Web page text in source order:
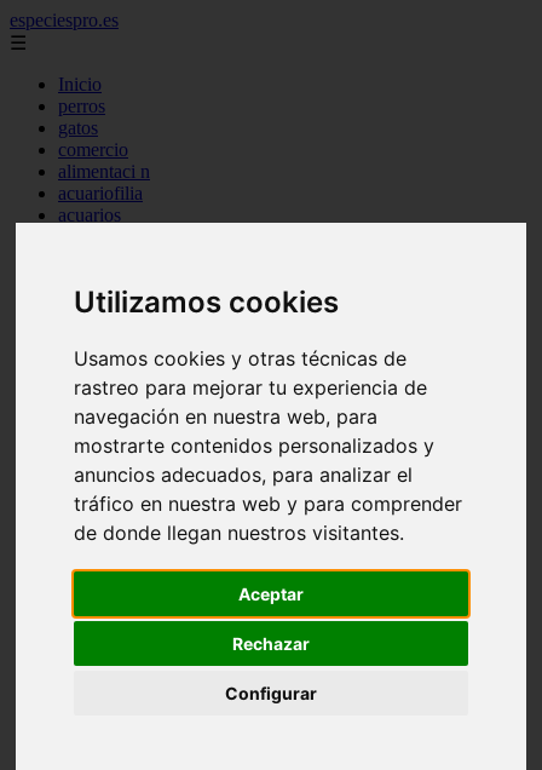
Utilizamos cookies
Usamos cookies y otras técnicas de
rastreo para mejorar tu experiencia de
navegación en nuestra web, para
mostrarte contenidos personalizados y
anuncios adecuados, para analizar el
tráfico en nuestra web y para comprender
de donde llegan nuestros visitantes.
Aceptar
Rechazar
Configurar
especiespro.es
☰
Inicio
perros
gatos
comercio
alimentaci n
acuariofilia
acuarios
mantenimiento
bienestar
peque os mam feros
verano
legislaci n
peluquer a
accesorios
peluquer a canina
consejos
abandono
ferias